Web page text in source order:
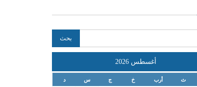
أغسطس 2026
ث أرب خ ج س د